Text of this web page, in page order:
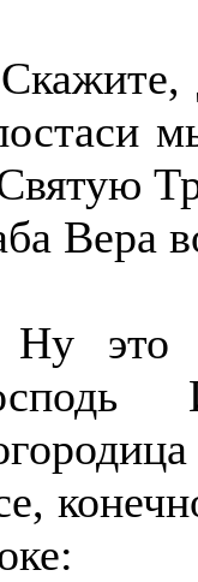
Вера
это